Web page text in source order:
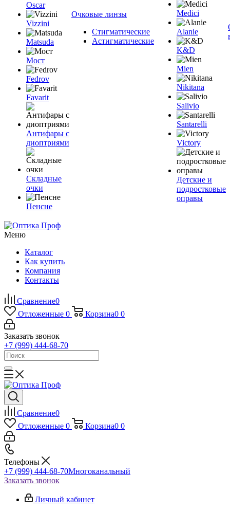
Oscar
Vizzini
Matsuda
Мост
Fedrov
Favarit
Антифары с
диоптриями
Складные
очки
Пенсне
Очковые линзы
Стигматические
Астигматические
Medici
Alanie
K&D
Mien
Nikitana
Salivio
Santarelli
Victory
Детские и
подростковые
оправы
Меню
Каталог
Как купить
Компания
Контакты
Сравнение0
Отложенные 0 Корзина0 0
Заказать звонок
+7 (999) 444-68-70
Сравнение0
Отложенные 0 Корзина0 0
Телефоны
+7 (999) 444-68-70Многоканальный
Заказать звонок
Личный кабинет